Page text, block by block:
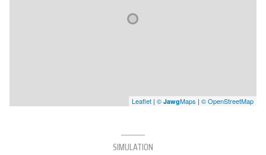
Leaflet | © JawgMaps | © OpenStreetMap
SIMULATION